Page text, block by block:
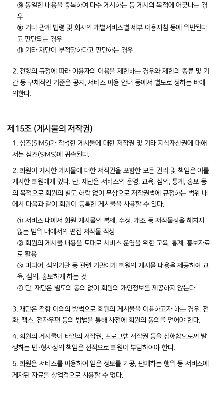
⑨ 동일한 내용을 중복하여 다수 게시하는 등 게시의 목적에 어긋나는 경
우
⑩ 기타 관계 법령 및 회사의 개별서비스별 세부 이용지침 등에 위반된다
고 판단되는 경우
⑪ 기타 재단이 부적당하다고 판단하는 경우
2. 전항의 규정에 따라 이용자의 이용을 제한하는 경우와 제한의 종류 및 기
간 등 구체적인 기준은 공지, 서비스 이용 안내 등에서 별도로 정하는 바에
의한다.
제15조 (게시물의 저작권)
1. 심즈(SIMS)가 작성한 게시물에 대한 저작권 및 기타 지식재산권에 대해
서는 심즈(SIMS)에 귀속된다.
2. 회원이 게시한 게시물에 대한 저작권을 포함한 모든 권리 및 책임은 이를
게시한 회원에게 있다. 단, 재단은 서비스의 운영, 교육, 심의, 통계, 홍보 등
의 목적으로 회원의 별도 허락 없이 무상으로 저작권법에 규정하는 범위 내
에서 다음과 같이 회원이 등록한 게시물을 사용할 수 있다.
① 서비스 내에서 회원 게시물의 복제, 수정, 개조 등 저작물성을 해치지
않는 범위 내에서의 편집 저작물 작성
② 회원의 게시물 내용을 토대로 서비스 운영을 위한 교육, 통계, 홍보자료
로 활용
③ 미디어, 심의기관 등 관련 기관에게 회원의 게시물 내용을 제공하여 교
육, 심의, 홍보하게 하는 것
④ 단, 재단은 별도의 동의 없이 회원의 개인정보를 제공하지 않는다.
3. 재단은 전항 이외의 방법으로 회원의 게시물을 이용하고자 하는 경우, 전
화, 팩스, 전자우편 등의 방법을 통해 사전에 회원의 동의를 얻어야 한다.
4. 회원의 게시물이 타인의 저작권, 프로그램 저작권 등을 침해함으로써 발
생하는 민·형사상의 책임은 전적으로 회원이 부담하여야 한다.
5. 회원은 서비스를 이용하여 얻은 정보를 가공, 판매하는 행위 등 서비스에
게재된 자료를 상업적으로 사용할 수 없다.